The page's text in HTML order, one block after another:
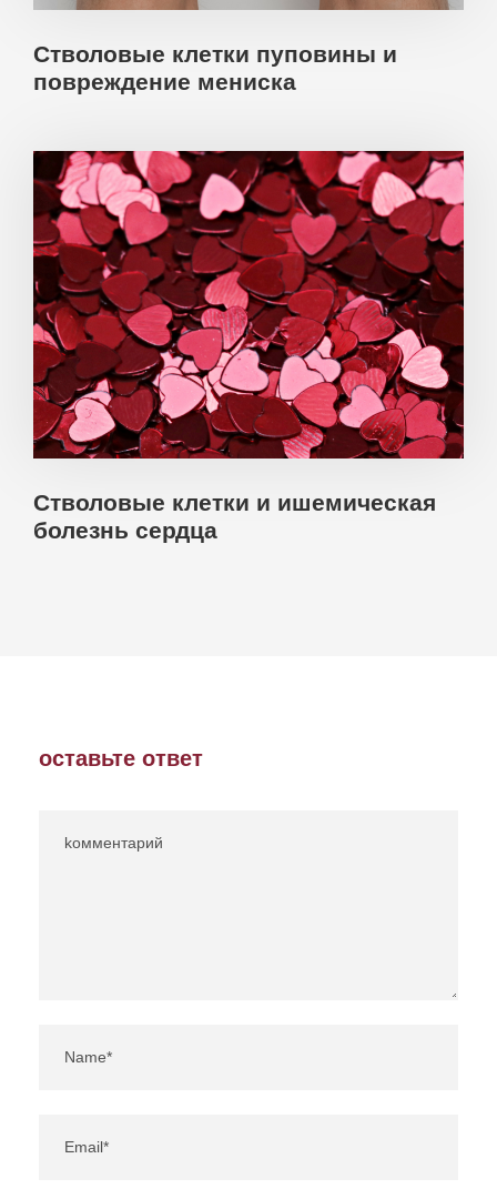
Стволовые клетки пуповины и
повреждение мениска
Стволовые клетки и ишемическая
болезнь сердца
оставьте ответ